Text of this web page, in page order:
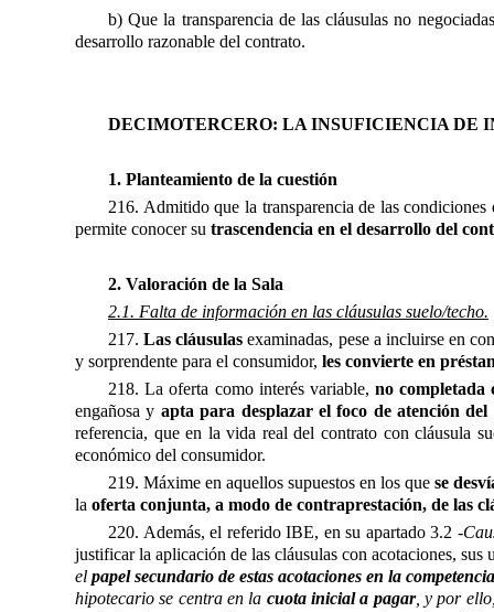
b) Que la transparencia de las cláusulas no
desarrollo razonable del contrato.
DECIMOTERCERO: LA INSUFICIENCIA DE
1. Planteamiento de la cuestión
216. Admitido que la transparencia de las
permite conocer su trascendencia en el desarrollo del
2. Valoración de la Sala
2.1. Falta de información en las cláusulas suelo/techo.
217.Las cláusulas examinadas, pese a incluirse en
y sorprendente para el consumidor, les convierte en
218. La oferta como interés variable,no completada
engañosa y apta para desplazar el foco de atención
referencia, que en la vida real del contrato con cláusula
económico del consumidor.
219. Máxime en aquellos supuestos en los quese
la oferta conjunta, a modo de contraprestación, de las
220. Además, el referido IBE, en su apartado 3.2 -
justificar la aplicación de las cláusulas con acotaciones,
elpapel secundario de estas acotaciones en la
hipotecario se centra en la cuota inicial a pagar, y por